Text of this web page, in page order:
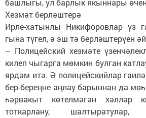
башлыгы, ул барлык якыннары
Хезмәт берләштерә
Ирле-хатынлы Никифоровлар үз
гына түгел, ә эш тә берләштерүен
– Полицейский хезмәте
килеп чыгарга мөмкин булган
ярдәм итә. Ә полицейскийлар
бер-береңне аңлау барыннан да
һәрвакыт көтелмәгән хәлләр
тоткарлану, шалтыратулар,